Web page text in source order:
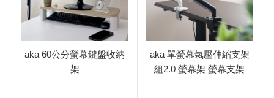
aka 60公分螢幕鍵盤收納
架
aka 單螢幕氣壓伸縮支架
組2.0 螢幕架 螢幕支架